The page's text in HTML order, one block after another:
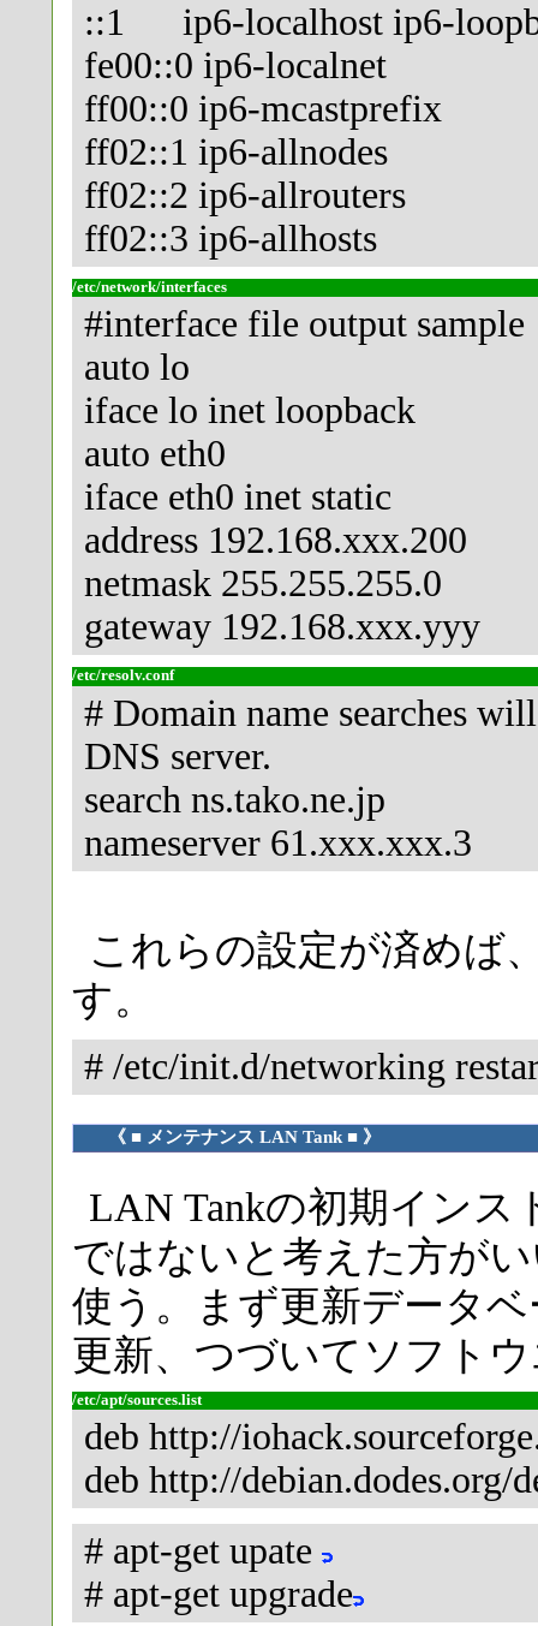
::1 ip6-localhost ip6-
fe00::0 ip6-localnet
ff00::0 ip6-mcastprefix
ff02::1 ip6-allnodes
ff02::2 ip6-allrouters
ff02::3 ip6-allhosts
/etc/network/interfaces
#interface file output sample
auto lo
iface lo inet loopback
auto eth0
iface eth0 inet static
address 192.168.xxx.200
netmask 255.255.255.0
gateway 192.168.xxx.yyy
/etc/resolv.conf
# Domain name searches
DNS server.
search ns.tako.ne.jp
nameserver 61.xxx.xxx.3
これらの設定が済めば
す。
# /etc/init.d/networking
《 ■ メンテナンス LAN Tank ■ 》
LAN Tankの初期イン
ではないと考えた方が
使う。まず更新データ
更新、つづいてソフト
/etc/apt/sources.list
deb http://
deb http://debian.dodes.org/
# apt-get upate
# apt-get upgrade